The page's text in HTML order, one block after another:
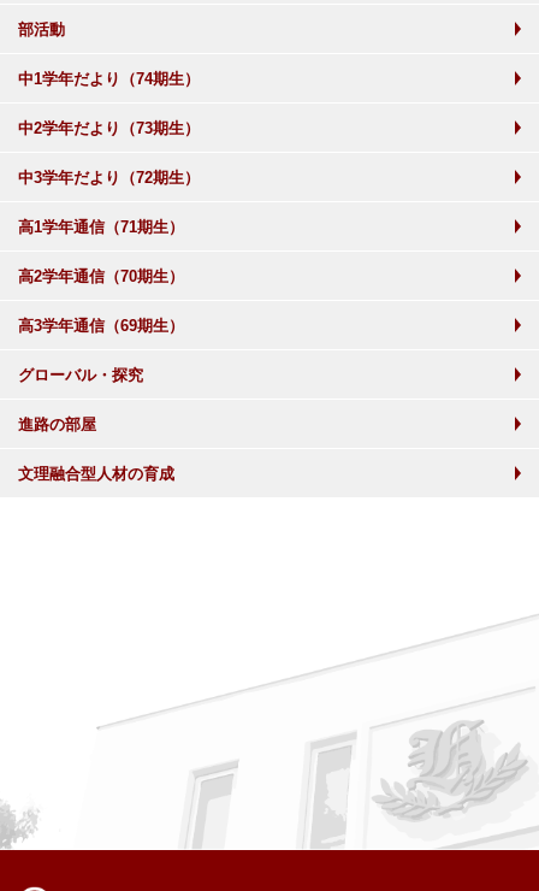
部活動
中1学年だより（74期生）
中2学年だより（73期生）
中3学年だより（72期生）
高1学年通信（71期生）
高2学年通信（70期生）
高3学年通信（69期生）
グローバル・探究
進路の部屋
文理融合型人材の育成